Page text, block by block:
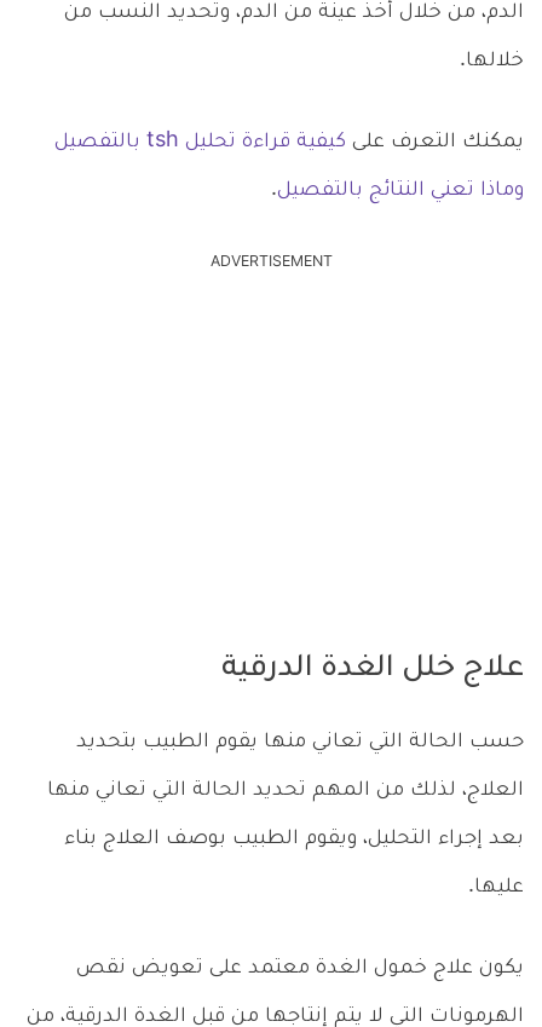
الدم، من خلال أخذ عينة من الدم، وتحديد النسب من
خلالها.
يمكنك التعرف على كيفية قراءة تحليل tsh بالتفصيل
وماذا تعني النتائج بالتفصيل.
ADVERTISEMENT
علاج خلل الغدة الدرقية
حسب الحالة التي تعاني منها يقوم الطبيب بتحديد
العلاج، لذلك من المهم تحديد الحالة التي تعاني منها
بعد إجراء التحليل، ويقوم الطبيب بوصف العلاج بناء
عليها.
يكون علاج خمول الغدة معتمد على تعويض نقص
الهرمونات التي لا يتم إنتاجها من قبل الغدة الدرقية، من